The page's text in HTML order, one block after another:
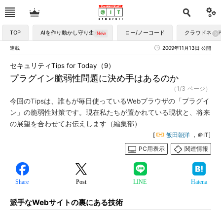
TOP AIを作り動かし守り生かす ロー/ノーコード クラウドネイ
連載 2009年11月13日 公開
プラグイン脆弱性問題に決め手はあるのか
セキュリティTips for Today（9）
（1/3 ページ）
今回のTipsは、誰もが毎日使っているWebブラウザの「プラグイ
ン」の脆弱性対策です。現在私たちが置かれている現状と、将来
の展望を合わせてお伝えします（編集部）
[ 飯田朝洋 ，＠IT]
PC用表示
関連情報
Share Post LINE Hatena
派手なWebサイトの裏にある技術